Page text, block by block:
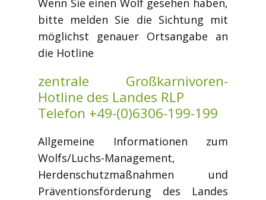
Wenn Sie einen Wolf gesehen haben,
bitte melden Sie die Sichtung mit
möglichst genauer Ortsangabe an
die Hotline
zentrale Großkarnivoren-
Hotline des Landes RLP
Telefon +49-(0)6306-199-199
Allgemeine Informationen zum
Wolfs/Luchs-Management,
Herdenschutzmaßnahmen und
Präventionsförderung des Landes